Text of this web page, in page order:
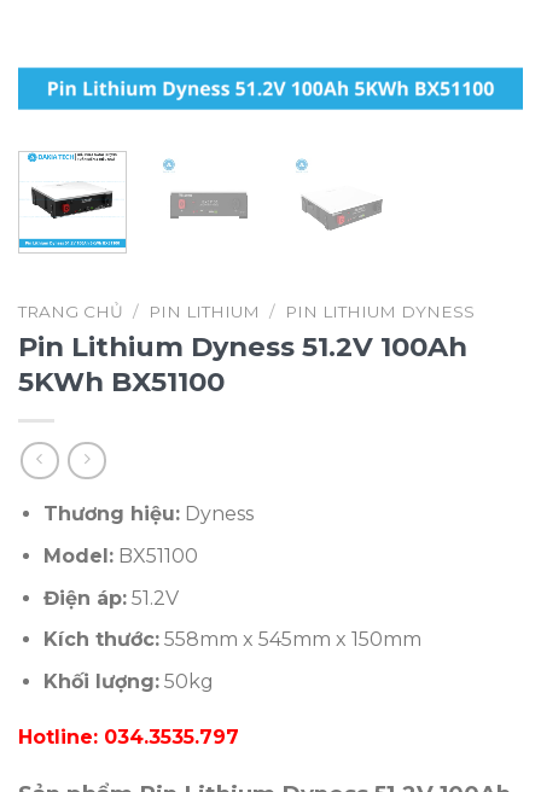
TRANG CHỦ / PIN LITHIUM / PIN LITHIUM DYNESS
Pin Lithium Dyness 51.2V 100Ah
5KWh BX51100
Thương hiệu: Dyness
Model: BX51100
Điện áp:51.2V
Kích thước:558mm x 545mm x 150mm
Khối lượng:50kg
Hotline: 034.3535.797